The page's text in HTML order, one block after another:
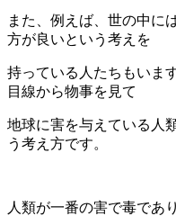
また、例えば、世の中に
方が良いという考えを
持っている人たちもいま
目線から物事を見て
地球に害を与えている人
う考え方です。
人類が一番の害で毒であ